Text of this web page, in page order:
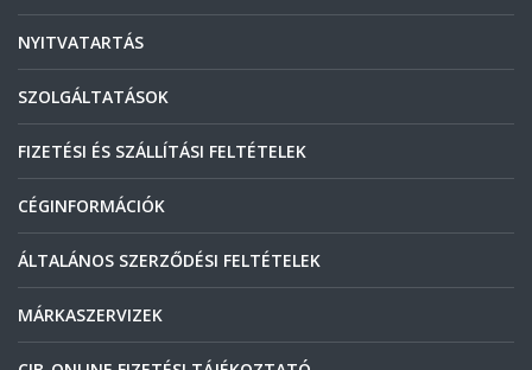
NYITVATARTÁS
SZOLGÁLTATÁSOK
FIZETÉSI ÉS SZÁLLÍTÁSI FELTÉTELEK
CÉGINFORMÁCIÓK
ÁLTALÁNOS SZERZŐDÉSI FELTÉTELEK
MÁRKASZERVIZEK